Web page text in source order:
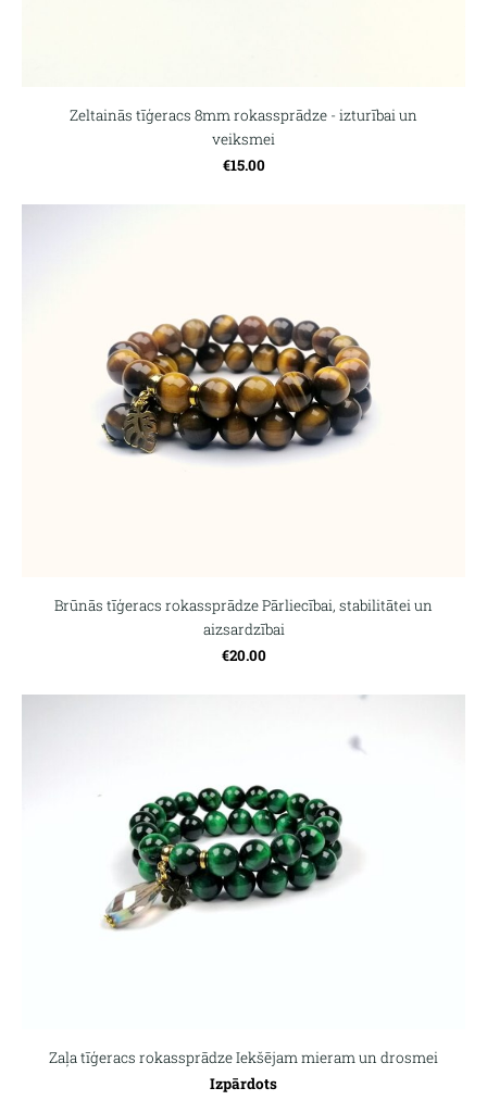
Zeltainās tīģeracs 8mm rokassprādze - izturībai un
veiksmei
€15.00
Brūnās tīģeracs rokassprādze Pārliecībai, stabilitātei un
aizsardzībai
€20.00
Zaļa tīģeracs rokassprādze Iekšējam mieram un drosmei
Izpārdots